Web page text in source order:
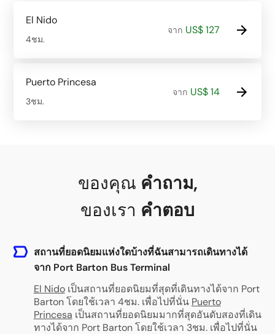
El Nido
4ชม.
จาก US$ 127
Puerto Princesa
3ชม.
จาก US$ 14
ของคุณ คำถาม,
ของเรา คำตอบ
สถานที่ยอดนิยมแห่งใดบ้างที่ฉันสามารถเดินทางได้
จาก Port Barton Bus Terminal
El Nido เป็นสถานที่ยอดนิยมที่สุดที่เดินทางได้จาก Port
Barton โดยใช้เวลา 4ชม. เพื่อไปที่นั่น Puerto
Princesa เป็นสถานที่ยอดนิยมมากที่สุดอันดับสองที่เดิน
ทางได้จาก Port Barton โดยใช้เวลา 3ชม. เพื่อไปที่นั่น